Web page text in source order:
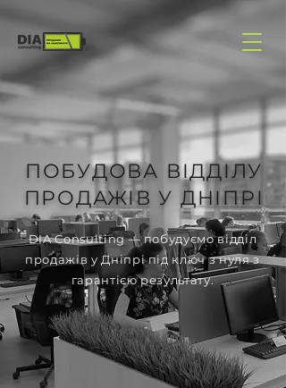
ПОБУДОВА ВІДДІЛУ
ПРОДАЖІВ У ДНІПРІ
DIA Consulting — побудуємо відділ
продажів у Дніпрі під ключ з нуля з
гарантією результату.